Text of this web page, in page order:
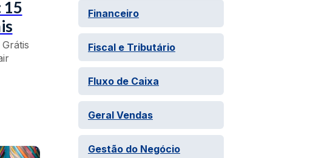
15
Financeiro
Fiscal e Tributário
Fluxo de Caixa
Geral Vendas
Gestão do Negócio